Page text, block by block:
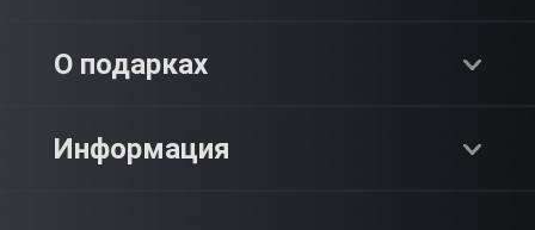
О компании
О подарках
Как это работает?
Информация